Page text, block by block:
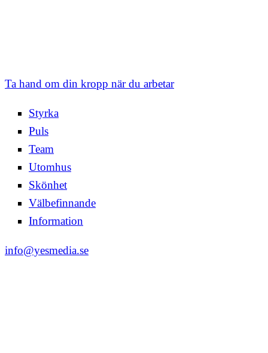
Ta hand om din kropp när du arbetar
Styrka
Puls
Team
Utomhus
Skönhet
Välbefinnande
Information
info@yesmedia.se